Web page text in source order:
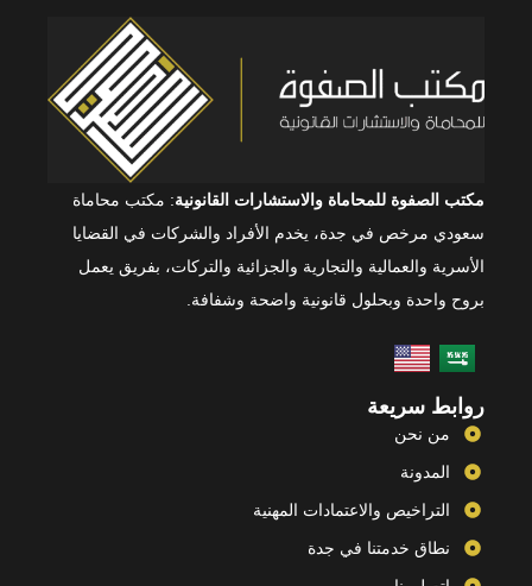
مكتب الصفوة للمحاماة والاستشارات القانونية: مكتب محاماة
سعودي مرخص في جدة، يخدم الأفراد والشركات في القضايا
الأسرية والعمالية والتجارية والجزائية والتركات، بفريق يعمل
بروح واحدة وبحلول قانونية واضحة وشفافة.
روابط سريعة
من نحن
المدونة
التراخيص والاعتمادات المهنية
نطاق خدمتنا في جدة